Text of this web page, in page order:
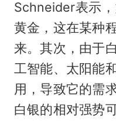
Schneider表示
黄金，这在某种
来。其次，由于
工智能、太阳能
用，导致它的需
白银的相对强势